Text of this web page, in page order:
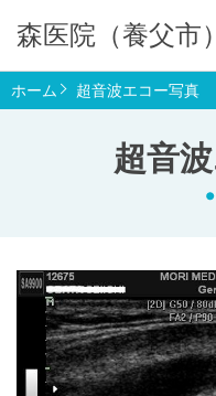
森医院（養父市）
超音
ホーム 超音波エコー写真